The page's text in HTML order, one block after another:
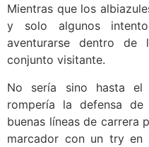
Mientras que los
y solo algunos
aventurarse dentro
conjunto visitante.
No sería sino hasta el
rompería la defensa
buenas líneas de carrera
marcador con un try